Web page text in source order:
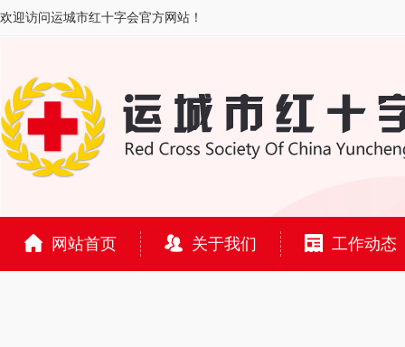
欢迎访问运城市红十字会官方网站！
网站首页 关于我们 工作动态